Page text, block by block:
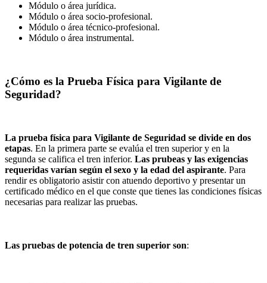
Módulo o área jurídica.
Módulo o área socio-profesional.
Módulo o área técnico-profesional.
Módulo o área instrumental.
¿Cómo es la Prueba Física para Vigilante de
Seguridad?
La prueba física para Vigilante de Seguridad se divide en dos
etapas. En la primera parte se evalúa el tren superior y en la
segunda se califica el tren inferior. Las prubeas y las exigencias
requeridas varían según el sexo y la edad del aspirante. Para
rendir es obligatorio asistir con atuendo deportivo y presentar un
certificado médico en el que conste que tienes las condiciones físicas
necesarias para realizar las pruebas.
Las pruebas de potencia de tren superior son: